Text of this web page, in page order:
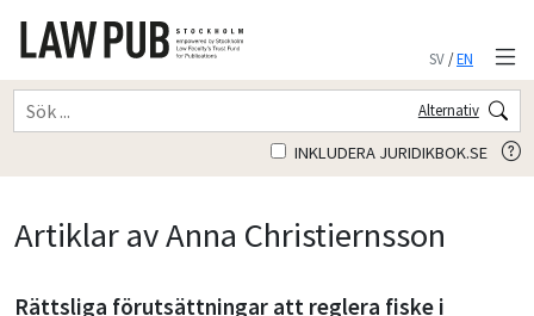
SV/EN
Alternativ
INKLUDERA JURIDIKBOK.SE
Artiklar av Anna Christiernsson
Rättsliga förutsättningar att reglera fiske i